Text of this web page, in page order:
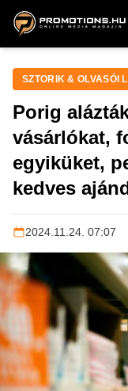
ZENE, FILM &
SZTORIK & OLVASÓI
Porig
vásárlókat,
egyiküket,
kedves
2024.11.24. 07:07